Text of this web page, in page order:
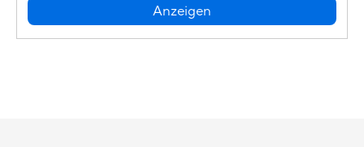
Anzeigen